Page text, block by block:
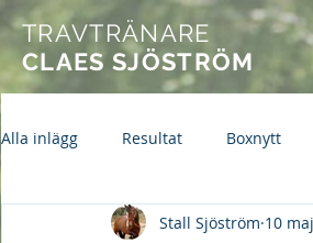
TRAVTRÄNARE
CLAES SJÖSTRÖM
Alla inlägg Resultat Boxnytt
Stall Sjöström 10